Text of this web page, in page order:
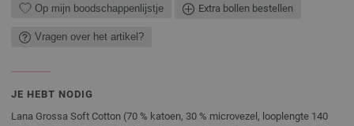
Op mijn boodschappenlijstje Extra bollen bestellen
Vragen over het artikel?
JE HEBT NODIG
Lana Grossa Soft Cotton (70 % katoen, 30 % microvezel, looplengte 140